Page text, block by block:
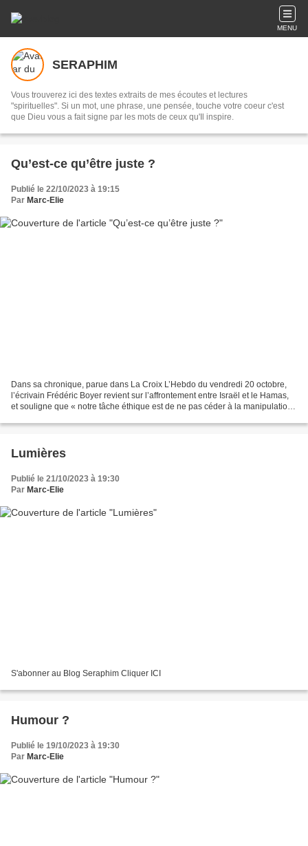
MENU
SERAPHIM
Vous trouverez ici des textes extraits de mes écoutes et lectures
"spirituelles". Si un mot, une phrase, une pensée, touche votre coeur c'est
que Dieu vous a fait signe par les mots de ceux qu'Il inspire.
Qu’est-ce qu’être juste ?
Publié le 22/10/2023 à 19:15
Par Marc-Elie
Dans sa chronique, parue dans La Croix L’Hebdo du vendredi 20 octobre,
l’écrivain Frédéric Boyer revient sur l’affrontement entre Israël et le Hamas,
et souligne que « notre tâche éthique est de ne pas céder à la manipulation
Lumières
Publié le 21/10/2023 à 19:30
Par Marc-Elie
S'abonner au Blog Seraphim Cliquer ICI
Humour ?
Publié le 19/10/2023 à 19:30
Par Marc-Elie